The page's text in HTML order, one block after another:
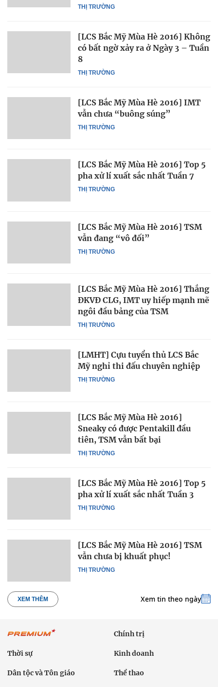
THỊ TRƯỜNG
THỊ TRƯỜNG
[LCS Bắc Mỹ Mùa Hè 2016] Không
có bất ngờ xảy ra ở Ngày 3 – Tuần
8
THỊ TRƯỜNG
[LCS Bắc Mỹ Mùa Hè 2016] IMT
vẫn chưa “buông súng”
THỊ TRƯỜNG
[LCS Bắc Mỹ Mùa Hè 2016] Top 5
pha xử lí xuất sắc nhất Tuần 7
THỊ TRƯỜNG
[LCS Bắc Mỹ Mùa Hè 2016] TSM
vẫn đang “vô đối”
THỊ TRƯỜNG
[LCS Bắc Mỹ Mùa Hè 2016] Thắng
ĐKVĐ CLG, IMT uy hiếp mạnh mẽ
ngôi đầu bảng của TSM
THỊ TRƯỜNG
[LMHT] Cựu tuyển thủ LCS Bắc
Mỹ nghỉ thi đấu chuyên nghiệp
THỊ TRƯỜNG
[LCS Bắc Mỹ Mùa Hè 2016]
Sneaky có được Pentakill đầu
tiên, TSM vẫn bất bại
THỊ TRƯỜNG
[LCS Bắc Mỹ Mùa Hè 2016] Top 5
pha xử lí xuất sắc nhất Tuần 3
THỊ TRƯỜNG
[LCS Bắc Mỹ Mùa Hè 2016] TSM
vẫn chưa bị khuất phục!
XEM THÊM Xem tin theo ngày
Chính trị
Thời sự Kinh doanh
Dân tộc và Tôn giáo Thể thao